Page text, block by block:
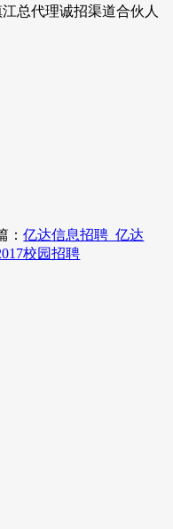
总代理诚招渠道合伙人
：亿达信息招聘_亿达
校园招聘